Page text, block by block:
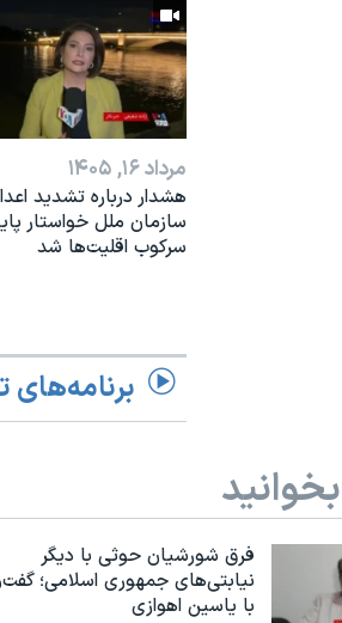
مرداد ۱۶, ۱۴۰۵
هشدار درباره تشدید
سازمان ملل خواستار
سرکوب اقلیت‌ها شد
برنامه‌های
فرق شورشیان حوثی با دیگر
نیابتی‌های جمهوری اسلامی؛
با یاسین اهوازی